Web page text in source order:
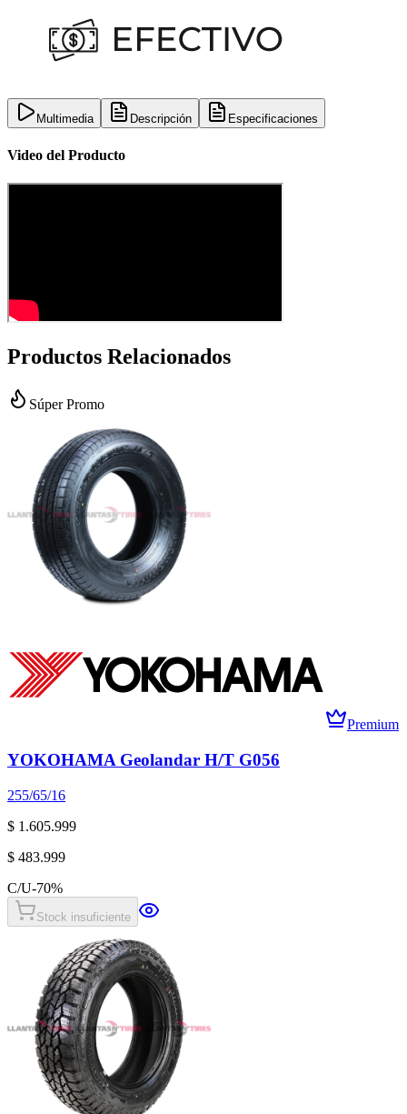
Multimedia Descripción Especificaciones
Video del Producto
Productos Relacionados
Súper Promo
Premium
YOKOHAMA Geolandar H/T G056
255/65/16
$ 1.605.999
$ 483.999
C/U-70%
Stock insuficiente